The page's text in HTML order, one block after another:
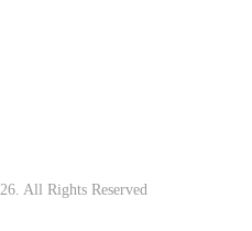
All Rights Reserved